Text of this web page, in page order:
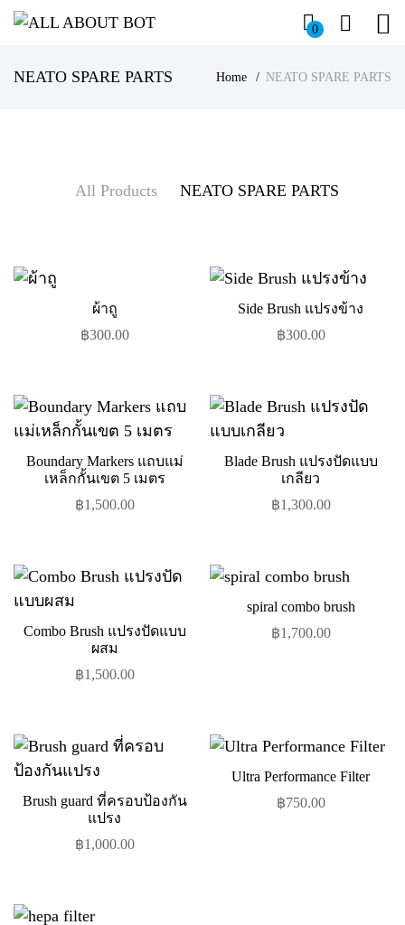
0
NEATO SPARE PARTS Home NEATO SPARE PARTS
All Products NEATO SPARE PARTS
ผ้าถู
฿300.00
Side Brush แปรงข้าง
฿300.00
Boundary Markers แถบแม่
เหล็กกั้นเขต 5 เมตร
฿1,500.00
Blade Brush แปรงปัดแบบ
เกลียว
฿1,300.00
Combo Brush แปรงปัดแบบ
ผสม
฿1,500.00
spiral combo brush
฿1,700.00
Brush guard ที่ครอบป้องกัน
แปรง
฿1,000.00
Ultra Performance Filter
฿750.00